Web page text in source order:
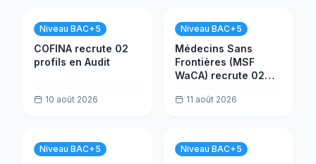
Niveau BAC+5
COFINA recrute 02
profils en Audit
10 août 2026
Niveau BAC+5
Médecins Sans
Frontières (MSF
WaCA) recrute 02
11 août 2026
Niveau BAC+5 Niveau BAC+5